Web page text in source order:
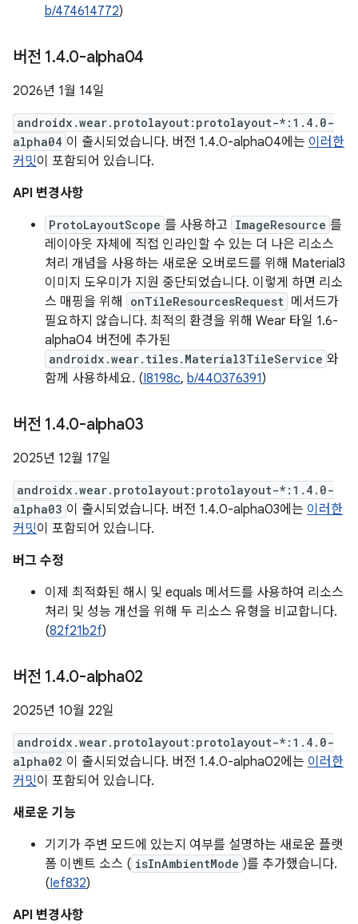
b/474614772)
버전 1.4.0-alpha04
2026년 1월 14일
androidx.wear.protolayout:protolayout-*:1.4.0-
alpha04 이 출시되었습니다. 버전 1.4.0-alpha04에는 이러한
커밋이 포함되어 있습니다.
API 변경사항
ProtoLayoutScope 를 사용하고 ImageResource 를
레이아웃 자체에 직접 인라인할 수 있는 더 나은 리소스
처리 개념을 사용하는 새로운 오버로드를 위해 Material3
이미지 도우미가 지원 중단되었습니다. 이렇게 하면 리소
스 매핑을 위해
onTileResourcesRequest 메서드가
필요하지 않습니다. 최적의 환경을 위해 Wear 타일 1.6-
alpha04 버전에 추가된
androidx.wear.tiles.Material3TileService 와
함께 사용하세요. (I8198c, b/440376391)
버전 1.4.0-alpha03
2025년 12월 17일
androidx.wear.protolayout:protolayout-*:1.4.0-
alpha03 이 출시되었습니다. 버전 1.4.0-alpha03에는 이러한
커밋이 포함되어 있습니다.
버그 수정
이제 최적화된 해시 및 equals 메서드를 사용하여 리소스
처리 및 성능 개선을 위해 두 리소스 유형을 비교합니다.
(82f21b2f)
버전 1.4.0-alpha02
2025년 10월 22일
androidx.wear.protolayout:protolayout-*:1.4.0-
alpha02 이 출시되었습니다. 버전 1.4.0-alpha02에는 이러한
커밋이 포함되어 있습니다.
새로운 기능
기기가 주변 모드에 있는지 여부를 설명하는 새로운 플랫
폼 이벤트 소스 ( isInAmbientMode )를 추가했습니다.
(Ief832)
API 변경사항